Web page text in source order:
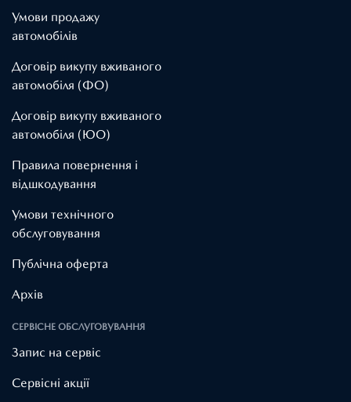
Умови продажу
автомобілів
Договір викупу вживаного
автомобіля (ФО)
Договір викупу вживаного
автомобіля (ЮО)
Правила повернення і
відшкодування
Умови технічного
обслуговування
Публічна оферта
Архів
СЕРВІСНЕ ОБСЛУГОВУВАННЯ
Запис на сервіс
Cервісні акції